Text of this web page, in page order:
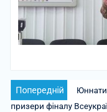
Навігація
записів
Попередній
запис:
призери фіналу